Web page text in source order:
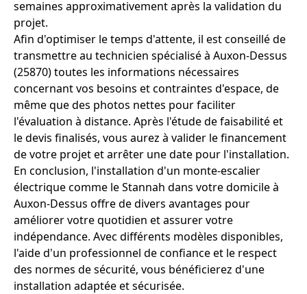
semaines approximativement après la validation du
projet.
Afin d'optimiser le temps d'attente, il est conseillé de
transmettre au technicien spécialisé à Auxon-Dessus
(25870) toutes les informations nécessaires
concernant vos besoins et contraintes d'espace, de
même que des photos nettes pour faciliter
l'évaluation à distance. Après l'étude de faisabilité et
le devis finalisés, vous aurez à valider le financement
de votre projet et arrêter une date pour l'installation.
En conclusion, l'installation d'un monte-escalier
électrique comme le Stannah dans votre domicile à
Auxon-Dessus offre de divers avantages pour
améliorer votre quotidien et assurer votre
indépendance. Avec différents modèles disponibles,
l'aide d'un professionnel de confiance et le respect
des normes de sécurité, vous bénéficierez d'une
installation adaptée et sécurisée.